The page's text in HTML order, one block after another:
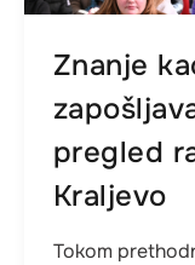
Znanje
pregled
Kraljevo
Tokom